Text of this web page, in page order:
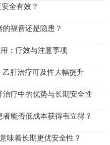
全有效？
福音还是隐患？
：疗效与注意事项
肝治疗可及性大幅提升
疗中的优势与长期安全性
能否低成本获得韦立得？
味着长期更优安全性？